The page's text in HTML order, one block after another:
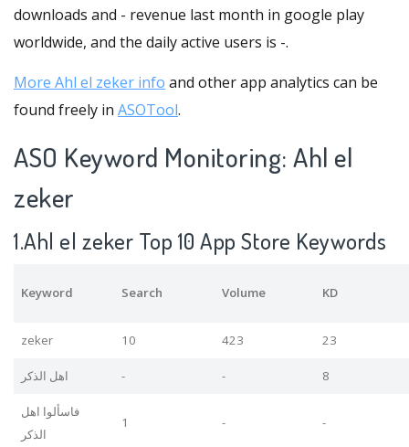
downloads and - revenue last month in google play
worldwide, and the daily active users is -.
More Ahl el zeker info and other app analytics can be
found freely in ASOTool.
ASO Keyword Monitoring: Ahl el
zeker
1.Ahl el zeker Top 10 App Store Keywords
Keyword Search Volume KD
zeker 10 423 23
اهل الذكر - - 8
فاسألوا اهل
الذكر
1 - -